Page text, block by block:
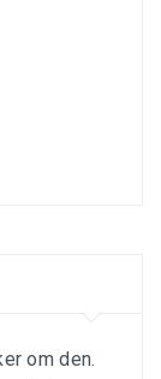
om den.